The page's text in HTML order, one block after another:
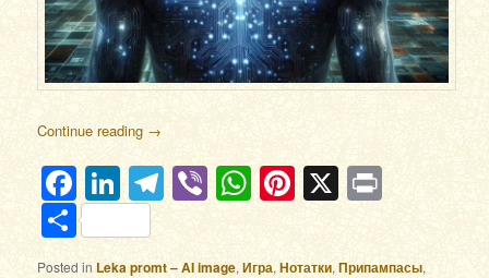
Continue reading →
Facebook
LinkedIn
Telegram
ViberWhatsApp
Pinterest
X
Отправить
Posted in Leka promt – AI image,Игра,Нотатки,Припампасы,